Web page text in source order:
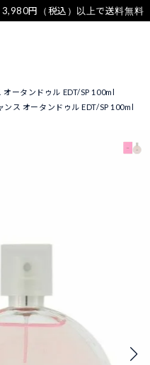
3,980円（税込）以上で送料無料
ータンドゥル EDT/SP 100ml
ンス オータンドゥル EDT/SP 100ml